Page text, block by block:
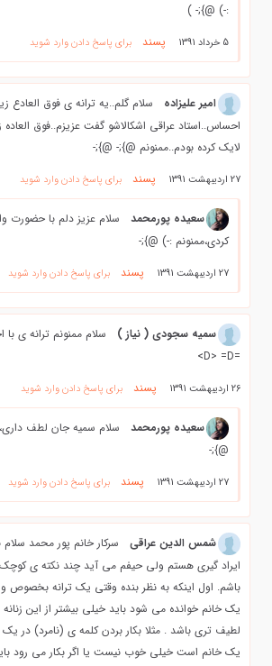
:-) @};- )
5 خرداد 1391 پسند برای پاسخ دادن وارد شوید
امیر علیزاده
سلام گلم..یه ترانه ی فوق العادع
احساس..استاد عراقی اشکالاشو گفت عزیزم..فوق العاده
لایک کرده بودم..ممنونم @};- @};-
27 اردیبهشت 1391 پسند برای پاسخ دادن وارد شوید
سعیده پورمحمد
سلام عزیز دلم با حضورت
کردی،ممنونم :-) @};-
27 اردیبهشت 1391 پسند برای پاسخ دادن وارد شوید
سمیه سجودی ( نیاز )
سلام ممنونم ترانه ی
=D> =D>
26 اردیبهشت 1391 پسند برای پاسخ دادن وارد شوید
سعیده پورمحمد
سلام سمیه جان لطف
@};-
27 اردیبهشت 1391 پسند برای پاسخ دادن وارد شوید
شمس الدین عراقی
سرکار خانم پور محمد سلام
ایراد گیری هستم ولی حیفم می آید چند نکته ی کوچک
باشم. اول اینکه به نظر بنده وقتی یک ترانه بخصوص
یک خانم خوانده می شود باید خیلی بیشتر از این
لطیف تری باشد . مثلا بکار بردن کلمه ی (نامرد) در
یک خانم است خیلی خوب نیست یا اگر بکار می رود